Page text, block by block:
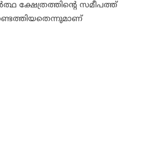
ക്ഷേത്രത്തിന്റെ സമീപത്ത്